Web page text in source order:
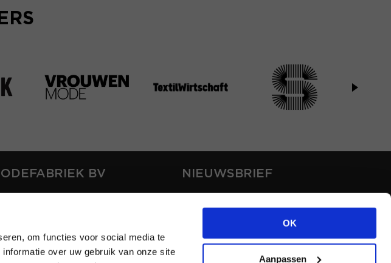
om functies voor social media te
over uw gebruik van onze site
OK
Aanpassen
BV NIEUWSBRIEF
laatste nieuws via de